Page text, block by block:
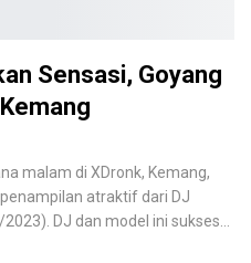
Sensasi, Goyang
malam di XDronk, Kemang,
atraktif dari DJ
DJ dan model ini sukses…